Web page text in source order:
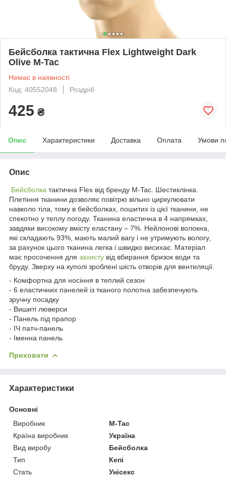
Бейсболка тактична Flex Lightweight Dark
Olive M-Tac
Немає в наявності
Код: 40552048
Роздріб
425 ₴
Опис Характеристики Доставка Оплата Умови
Опис
Бейсболка тактична Flex від бренду M-Tac. Шестиклінка.
Плетіння тканини дозволяє повітрю вільно циркулювати
навколо тіла, тому в бейсболках, пошитих із цієї тканини, не
спекотно у теплу погоду. Тканина еластична в 4 напрямках,
завдяки високому вмісту еластану – 7%. Нейлонові волокна,
які складають 93%, мають малий вагу і не утримують вологу,
за рахунок цього тканина легка і швидко висихає. Матеріал
має просочення для захисту від вбирання бризок води та
бруду. Зверху на куполі зроблені шість отворів для вентиляції.
- Комфортна для носіння в теплий сезон
- 6 еластичних панелей із тканого полотна забезпечують
зручну посадку
- Вишиті люверси
- Панель під прапор
- ІЧ патч-панель
- Іменна панель
Приховати
Характеристики
Основні
Виробник
M-Tac
Країна виробник
Україна
Вид виробу
Бейсболка
Тип
Кепі
Стать
Унісекс